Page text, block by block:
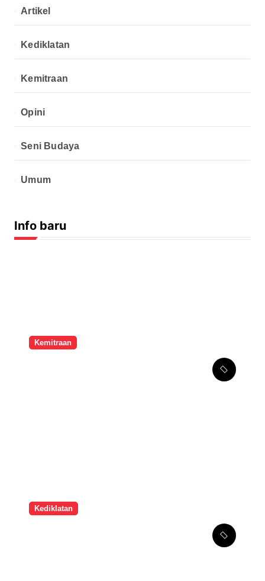
Artikel
Kediklatan
Kemitraan
Opini
Seni Budaya
Umum
Info baru
Kemitraan
Kediklatan